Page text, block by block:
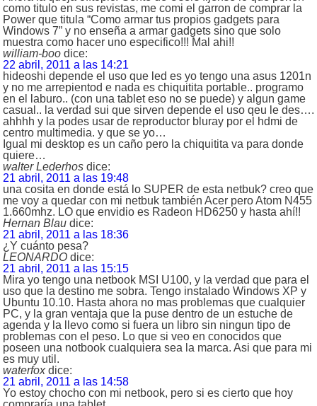
como titulo en sus revistas, me comi el garron de comprar la
Power que titula “Como armar tus propios gadgets para
Windows 7” y no enseña a armar gadgets sino que solo
muestra como hacer uno especifico!!! Mal ahi!!
william-boo dice:
22 abril, 2011 a las 14:21
hideoshi depende el uso que led es yo tengo una asus 1201n
y no me arrepientod e nada es chiquitita portable.. programo
en el laburo.. (con una tablet eso no se puede) y algun game
casual.. la verdad sui que sirven depende el uso qeu le des….
ahhhh y la podes usar de reproductor bluray por el hdmi de
centro multimedia. y que se yo…
Igual mi desktop es un caño pero la chiquitita va para donde
quiere…
walter Lederhos dice:
21 abril, 2011 a las 19:48
una cosita en donde está lo SUPER de esta netbuk? creo que
me voy a quedar con mi netbuk también Acer pero Atom N455
1.660mhz. LO que envidio es Radeon HD6250 y hasta ahí!!
Hernan Blau dice:
21 abril, 2011 a las 18:36
¿Y cuánto pesa?
LEONARDO dice:
21 abril, 2011 a las 15:15
Mira yo tengo una netbook MSI U100, y la verdad que para el
uso que la destino me sobra. Tengo instalado Windows XP y
Ubuntu 10.10. Hasta ahora no mas problemas que cualquier
PC, y la gran ventaja que la puse dentro de un estuche de
agenda y la llevo como si fuera un libro sin ningun tipo de
problemas con el peso. Lo que si veo en conocidos que
poseen una notbook cualquiera sea la marca. Asi que para mi
es muy util.
waterfox dice:
21 abril, 2011 a las 14:58
Yo estoy chocho con mi netbook, pero si es cierto que hoy